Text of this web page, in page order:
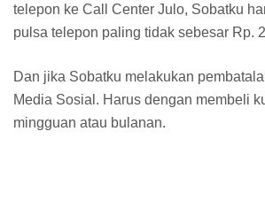
telepon ke Call Center Julo, Sobatku
pulsa telepon paling tidak sebesar Rp.
Dan jika Sobatku melakukan
Media Sosial. Harus dengan membeli
mingguan atau bulanan.